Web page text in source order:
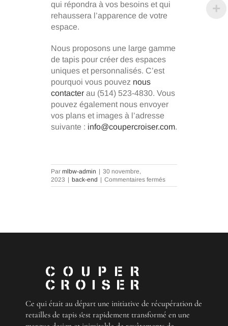
qui répondra à vos besoins et qui
rehaussera l’apparence de votre
espace.
Nous proposons une large gamme
de tapis pour créer des espaces
uniques et personnalisés. C’est
pourquoi vous pouvez nous
contacter au (514) 523-4830. Vous
pouvez également nous envoyer
vos plans et images à l’adresse
suivante : info@coupercroiser.com.
Par mlbw-admin | 30 novembre,
2023 | back-end | Commentaires ferméssur
3
Ce qui était au départ une initiative de récupération de
retailles de tapis s'est rapidement transformé en une